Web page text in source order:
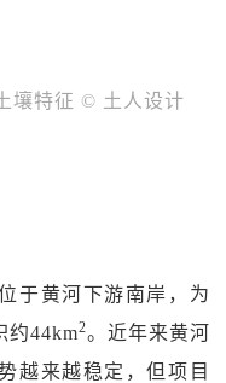
壤特征 © 土人设计
于黄河下游南岸，为
约44km2。近年来黄河
越来越稳定，但项目